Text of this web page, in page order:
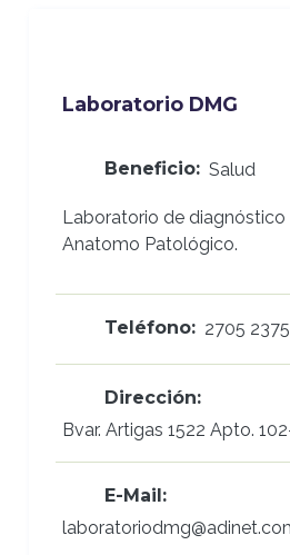
Laboratorio DMG
Beneficio: Salud
Laboratorio de
Anatomo Patológico.
Teléfono: 2705 2375
Dirección:
Bvar. Artigas 1522 Apto.
E-Mail: